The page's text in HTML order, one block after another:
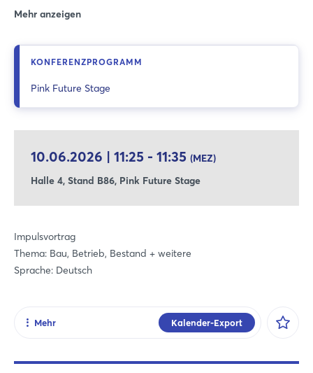
spannende Lösungsanbieter auf der Bühne. In kompakten 3-
technologischem Mut. Im Anschluss: Austausch auf Augenhöhe
der Jury."
Mehr anzeigen
KONFERENZPROGRAMM
Pink Future Stage
10.06.2026 | 11:25 - 11:35 (MEZ)
Halle 4, Stand B86, Pink Future Stage
Impulsvortrag
Thema: Bau, Betrieb, Bestand + weitere
Sprache: Deutsch
Kalender-Export
Mehr
Facebook